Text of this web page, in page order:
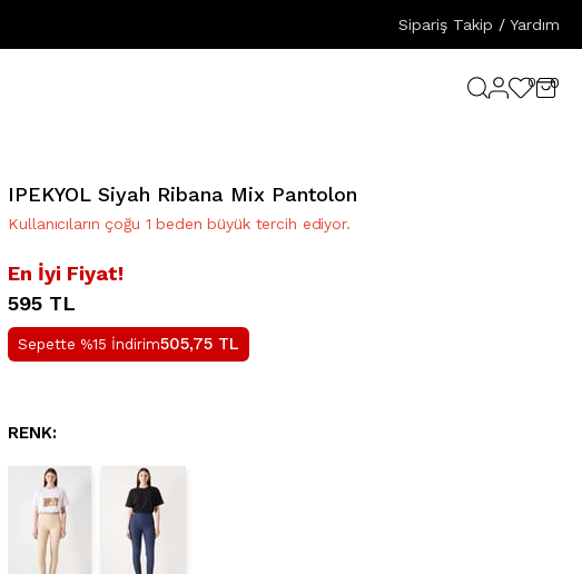
Sipariş Takip / Yardım
0 0
IPEKYOL Siyah Ribana Mix Pantolon
Kullanıcıların çoğu 1 beden büyük tercih ediyor.
En İyi Fiyat!
595 TL
Sepette %15 İndirim505,75 TL
RENK: